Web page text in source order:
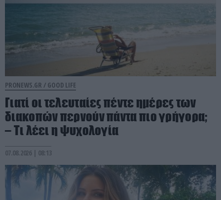
PRONEWS.GR / GOOD LIFE
Γιατί οι τελευταίες πέντε ημέρες των
διακοπών περνούν πάντα πιο γρήγορα;
– Τι λέει η ψυχολογία
07.08.2026 | 08:13